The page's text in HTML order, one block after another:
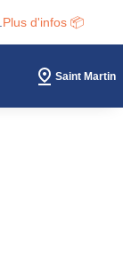
Plus d'infos 📦
Saint Martin